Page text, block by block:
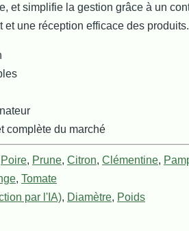
et simplifie la gestion grâce à un
une réception efficace des produits.
complète du marché
Poire, Prune, Citron, Clémentine,
, Tomate
par l'IA), Diamètre, Poids